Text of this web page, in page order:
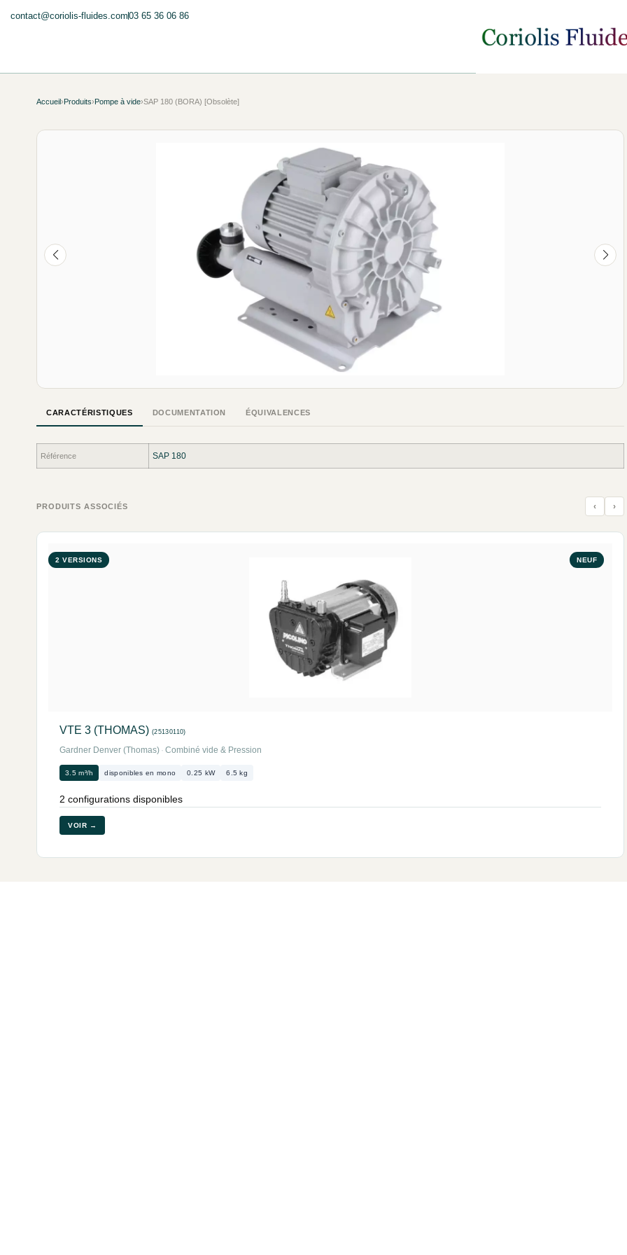
contact@coriolis-fluides.com03 65 36 06 86
Accueil›Produits›Pompe à vide›SAP 180 (BORA) [Obsolète]
CARACTÉRISTIQUES DOCUMENTATION ÉQUIVALENCES
Référence SAP 180
PRODUITS ASSOCIÉS ‹ ›
NEUF
2 VERSIONS
VTE 3 (THOMAS) (25130110)
Gardner Denver (Thomas) · Combiné vide & Pression
3.5 m³/h disponibles en mono 0.25 kW 6.5 kg
2 configurations disponibles
VOIR →